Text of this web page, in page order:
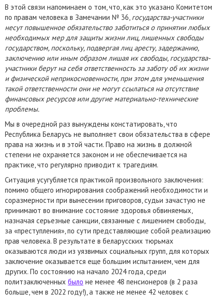
В этой связи напоминаем о том, что, как это указано Комитетом
по правам человека в Замечании № 36, государства-участники
несут повышенное обязательство заботиться о принятии любых
необходимых мер для защиты жизни лиц, лишенных свободы
государством, поскольку, подвергая лиц аресту, задержанию,
заключению или иным образом лишая их свободы, государства-
участники берут на себя ответственность за заботу об их жизни
и физической неприкосновенности, при этом для уменьшения
такой ответственности они не могут ссылаться на отсутствие
финансовых ресурсов или другие материально-технические
проблемы.
Мы в очередной раз вынуждены констатировать, что
Республика Беларусь не выполняет свои обязательства в сфере
права на жизнь и в этой части. Право на жизнь в должной
степени не охраняется законом и не обеспечивается на
практике, что регулярно приводит к трагедиям.
Ситуация усугубляется практикой произвольного заключения:
помимо общего игнорирования соображений необходимости и
соразмерности при вынесении приговоров, судьи зачастую не
принимают во внимание состояние здоровья обвиняемых,
назначая серьезные санкции, связанные с лишением свободы,
за «преступления», по сути представляющие собой реализацию
прав человека. В результате в беларусских тюрьмах
оказываются люди из уязвимых социальных групп, для которых
заключение оказывается еще большим испытанием, чем для
других. По состоянию на начало 2024 года, среди
политзаключенных было не менее 48 пенсионеров (в 2 раза
больше, чем в 2022 году!), а также не менее 42 человек с